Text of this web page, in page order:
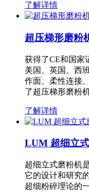
了解详情
超压梯形磨粉
获得了CE和国家
美国、英国、西
作面、柔性连接
了超压梯形磨粉
了解详情
LUM 超细立
超细立式磨粉机
它的设计和研究
超细粉碎理论的